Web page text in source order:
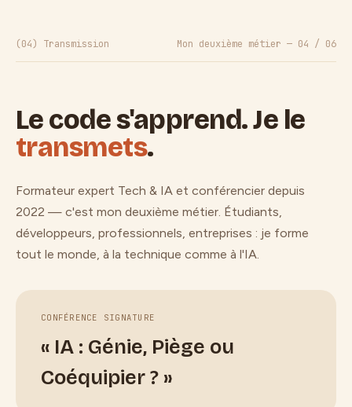
(04) Transmission Mon deuxième métier — 04 / 06
Le code s'apprend. Je le
transmets.
Formateur expert Tech & IA et conférencier depuis
2022 — c'est mon deuxième métier. Étudiants,
développeurs, professionnels, entreprises : je forme
tout le monde, à la technique comme à l'IA.
CONFÉRENCE SIGNATURE
« IA : Génie, Piège ou
Coéquipier ? »